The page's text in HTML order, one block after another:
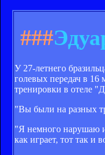
###
У 27-летнего
голевых передач в 16
тренировки в отеле
"Вы были на разных
"Я немного нарушаю и
как играет, тот так и